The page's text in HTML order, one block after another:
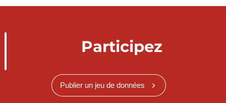
Participez
Publier un jeu de données